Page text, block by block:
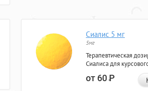
Сиалис 5 мг
5мг
Терапевтическая
Сиалиса для
от 60Р